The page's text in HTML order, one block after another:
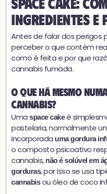
ingredientes e
Antes de falar dos perigos
perceber o que contém
como é feita e por que
cannabis fumada.
O que há mesmo
cannabis?
Uma space cakeé
pastelaria, normalmente
incorporada uma gordura
o composto psicoativo
cannabis, não é solúvel em
gorduras, por isso se usa
cannabisou óleo de coco